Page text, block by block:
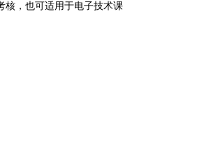
核，也可适用于电子技术课